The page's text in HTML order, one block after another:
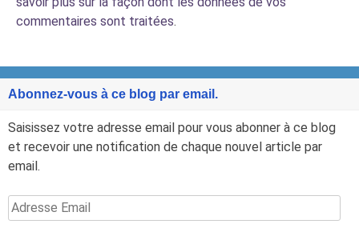
commentaires sont traitées.
Abonnez-vous à ce blog par email.
Saisissez votre adresse email pour vous abonner à ce blog
et recevoir une notification de chaque nouvel article par
email.
Adresse
Email